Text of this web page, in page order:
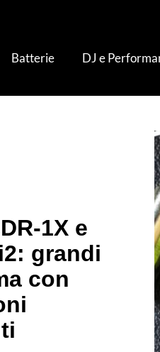
Batterie DJ e
1X e
grandi
con